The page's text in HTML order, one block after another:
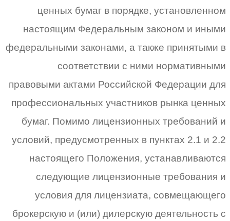
ценных бумаг в порядке, установленном
настоящим Федеральным законом и иными
федеральными законами, а также принятыми в
соответствии с ними нормативными
правовыми актами Российской Федерации для
профессиональных участников рынка ценных
бумаг. Помимо лицензионных требований и
условий, предусмотренных в пунктах 2.1 и 2.2
настоящего Положения, устанавливаются
следующие лицензионные требования и
условия для лицензиата, совмещающего
брокерскую и (или) дилерскую деятельность с